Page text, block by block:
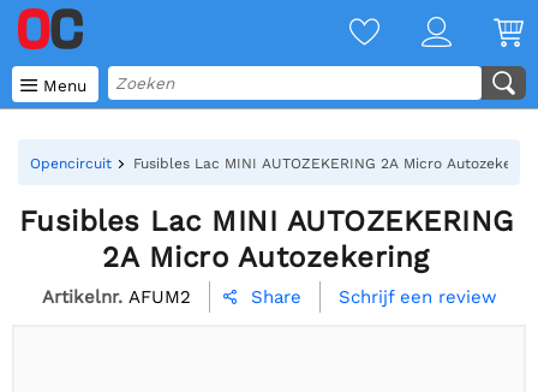
 Menu
Opencircuit Fusibles Lac MINI AUTOZEKERING 2A Micro Autozekering
Fusibles Lac MINI AUTOZEKERING
2A Micro Autozekering
Artikelnr. AFUM2  Share Schrijf een review